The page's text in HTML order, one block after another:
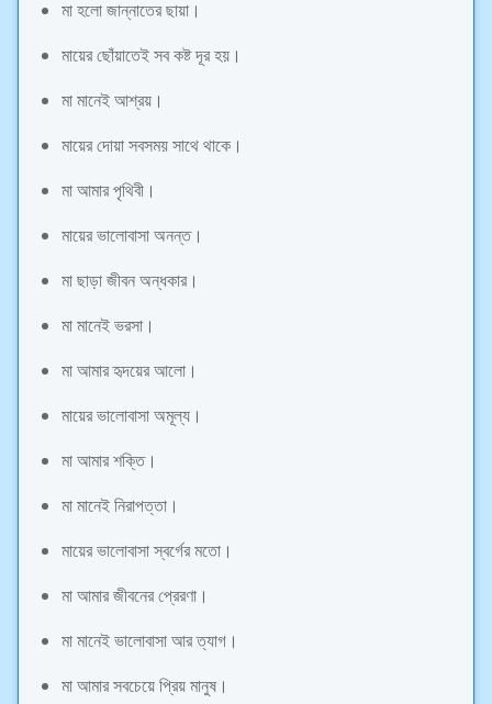
মা হলো জান্নাতের ছায়া।
মায়ের ছোঁয়াতেই সব কষ্ট দূর হয়।
মা মানেই আশ্রয়।
মায়ের দোয়া সবসময় সাথে থাকে।
মা আমার পৃথিবী।
মায়ের ভালোবাসা অনন্ত।
মা ছাড়া জীবন অন্ধকার।
মা মানেই ভরসা।
মা আমার হৃদয়ের আলো।
মায়ের ভালোবাসা অমূল্য।
মা আমার শক্তি।
মা মানেই নিরাপত্তা।
মায়ের ভালোবাসা স্বর্গের মতো।
মা আমার জীবনের প্রেরণা।
মা মানেই ভালোবাসা আর ত্যাগ।
মা আমার সবচেয়ে প্রিয় মানুষ।